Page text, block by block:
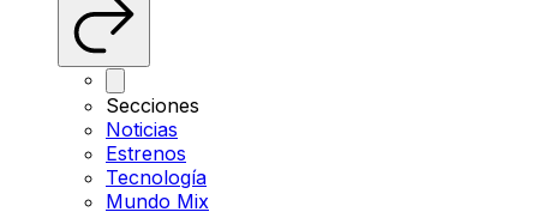
Secciones
Noticias
Estrenos
Tecnología
Mundo Mix